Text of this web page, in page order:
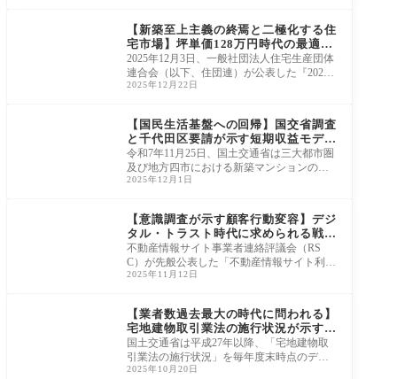
【新築至上主義の終焉と二極化する住
宅市場】坪単価128万円時代の最適解
とは
2025年12月3日、一般社団法人住宅生産団体
連合会（以下、住団連）が公表した『2024
年度戸建注文住宅の顧客実態調査』の結果
2025年12月22日
【国民生活基盤への回帰】国交省調査
と千代田区要請が示す短期収益モデル
の終焉
令和7年11月25日、国土交通省は三大都市圏
及び地方四市における新築マンションの短
期売買（購入後1年以内の売買）状況と、国
2025年12月1日
【意識調査が示す顧客行動変容】デジ
タル・トラスト時代に求められる戦略
思想
不動産情報サイト事業者連絡評議会（RS
C）が先般公表した「不動産情報サイト利用
者意識アンケート」の調査結果は、デジタ
2025年11月12日
【業者数過去最大の時代に問われる】
宅地建物取引業法の施行状況が示す競
争構造の理解
国土交通省は平成27年以降、「宅地建物取
引業法の施行状況」を毎年度末時点のデー
タに基づき公表しています。 この統計資料
2025年10月20日